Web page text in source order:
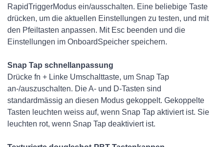
RapidTriggerModus ein/ausschalten. Eine beliebige Taste
drücken, um die aktuellen Einstellungen zu testen, und mit
den Pfeiltasten anpassen. Mit Esc beenden und die
Einstellungen im OnboardSpeicher speichern.
Snap Tap schnellanpassung
Drücke fn + Linke Umschalttaste, um Snap Tap
an-/auszuschalten. Die A- und D-Tasten sind
standardmässig an diesen Modus gekoppelt. Gekoppelte
Tasten leuchten weiss auf, wenn Snap Tap aktiviert ist. Sie
leuchten rot, wenn Snap Tap deaktiviert ist.